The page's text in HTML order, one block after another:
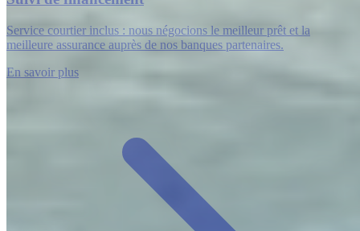
Service courtier inclus : nous négocions le meilleur prêt et la
meilleure assurance auprès de nos banques partenaires.
En savoir plus